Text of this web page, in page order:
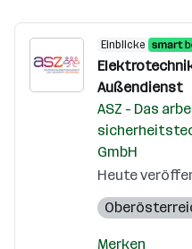
Einblicke
Außendienst
ASZ - Das
GmbH
Heute
Merken